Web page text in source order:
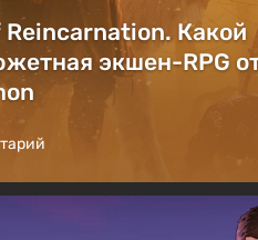
Какой
экшен-RPG